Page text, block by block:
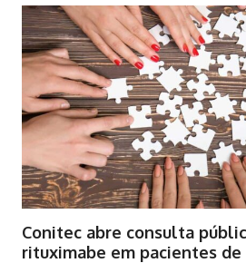
Conitec abre consulta
rituximabe em pacientes